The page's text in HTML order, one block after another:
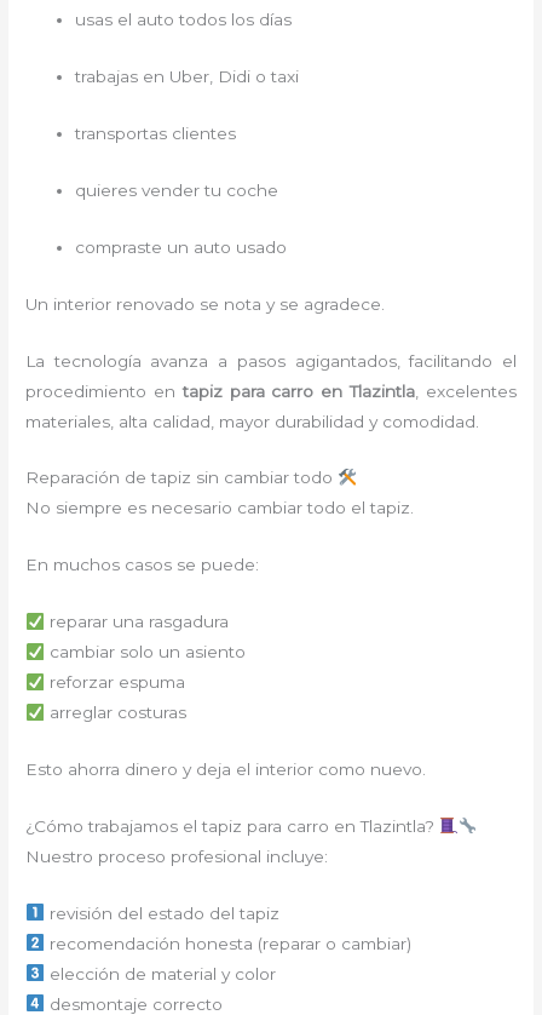
usas el auto todos los días
trabajas en Uber, Didi o taxi
transportas clientes
quieres vender tu coche
compraste un auto usado
Un interior renovado se nota y se agradece.
La tecnología avanza a pasos agigantados, facilitando el
procedimiento entapiz para carro en Tlazintla
excelentes
materiales, alta calidad, mayor durabilidad y comodidad.
Reparación de tapiz sin cambiar todo
No siempre es necesario cambiar todo el tapiz.
En muchos casos se puede:
reparar una rasgadura
cambiar solo un asiento
reforzar espuma
arreglar costuras
Esto ahorra dinero y deja el interior como nuevo.
¿Cómo trabajamos el tapiz para carro en Tlazintla?
Nuestro proceso profesional incluye:
revisión del estado del tapiz
recomendación honesta (reparar o cambiar)
elección de material y color
desmontaje correcto